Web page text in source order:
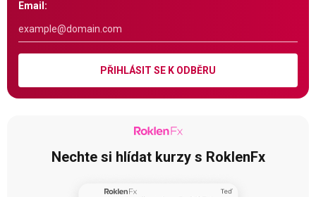
Email:
PŘIHLÁSIT SE K ODBĚRU
Nechte si hlídat kurzy s RoklenFx